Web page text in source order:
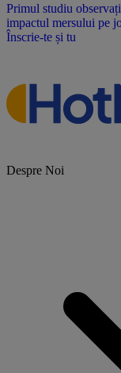
Primul studiu
impactul mersului pe
Înscrie-te și tu
Despre Noi